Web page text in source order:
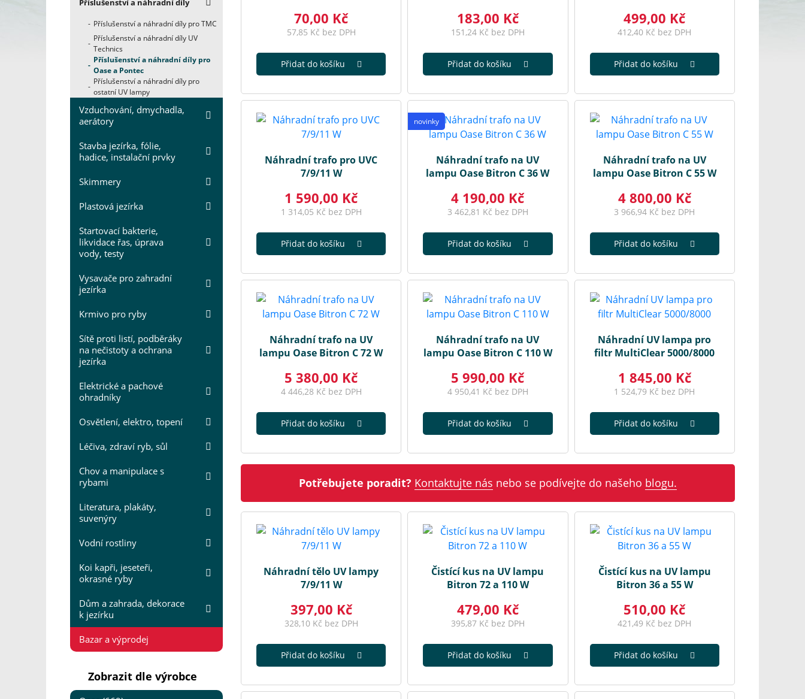
Příslušenství a náhradní díly
Příslušenství a náhradní díly pro TMC
Příslušenství a náhradní díly UV
Technics
Příslušenství a náhradní díly pro
Oase a Pontec
Příslušenství a náhradní díly pro
ostatní UV lampy
Vzduchování, dmychadla,
aerátory
Stavba jezírka, fólie,
hadice, instalační prvky
Skimmery
Plastová jezírka
Startovací bakterie,
likvidace řas, úprava
vody, testy
Vysavače pro zahradní
jezírka
Krmivo pro ryby
Sítě proti listí, podběráky
na nečistoty a ochrana
jezírka
Elektrické a pachové
ohradníky
Osvětlení, elektro, topení
Léčiva, zdraví ryb, sůl
Chov a manipulace s
rybami
Literatura, plakáty,
suvenýry
Vodní rostliny
Koi kapři, jeseteři,
okrasné ryby
Dům a zahrada, dekorace
k jezírku
Bazar a výprodej
Zobrazit dle výrobce
70,00 Kč
57,85 Kč bez DPH
Přidat do košíku
183,00 Kč
151,24 Kč bez DPH
Přidat do košíku
499,00 Kč
412,40 Kč bez DPH
Přidat do košíku
Náhradní trafo pro UVC
7/9/11 W
1 590,00 Kč
1 314,05 Kč bez DPH
Přidat do košíku
novinky
Náhradní trafo na UV
lampu Oase Bitron C 36 W
4 190,00 Kč
3 462,81 Kč bez DPH
Přidat do košíku
Náhradní trafo na UV
lampu Oase Bitron C 55 W
4 800,00 Kč
3 966,94 Kč bez DPH
Přidat do košíku
Náhradní trafo na UV
lampu Oase Bitron C 72 W
5 380,00 Kč
4 446,28 Kč bez DPH
Přidat do košíku
Náhradní trafo na UV
lampu Oase Bitron C 110 W
5 990,00 Kč
4 950,41 Kč bez DPH
Přidat do košíku
Náhradní UV lampa pro
filtr MultiClear 5000/8000
1 845,00 Kč
1 524,79 Kč bez DPH
Přidat do košíku
Potřebujete poradit? Kontaktujte nás nebo se podívejte do našeho blogu.
Náhradní tělo UV lampy
7/9/11 W
397,00 Kč
328,10 Kč bez DPH
Přidat do košíku
Čistící kus na UV lampu
Bitron 72 a 110 W
479,00 Kč
395,87 Kč bez DPH
Přidat do košíku
Čistící kus na UV lampu
Bitron 36 a 55 W
510,00 Kč
421,49 Kč bez DPH
Přidat do košíku